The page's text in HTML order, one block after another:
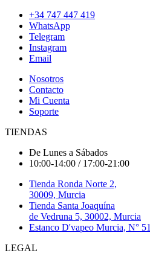
+34 747 447 419
WhatsApp
Telegram
Instagram
Email
Nosotros
Contacto
Mi Cuenta
Soporte
TIENDAS
De Lunes a Sábados
10:00-14:00 / 17:00-21:00
Tienda Ronda Norte 2,
30009, Murcia
Tienda Santa Joaquína
de Vedruna 5, 30002, Murcia
Estanco D'vapeo Murcia, N° 51
LEGAL